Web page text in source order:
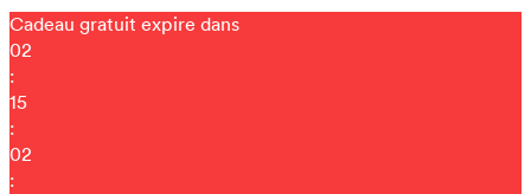
Cadeau gratuit expire dans
02
:
15
:
02
: